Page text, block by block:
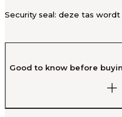
Security seal: deze tas
Good to know before